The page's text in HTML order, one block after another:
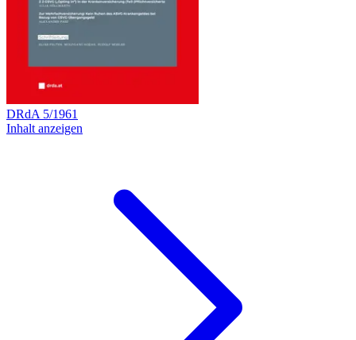
DRdA 5/1961
Inhalt anzeigen